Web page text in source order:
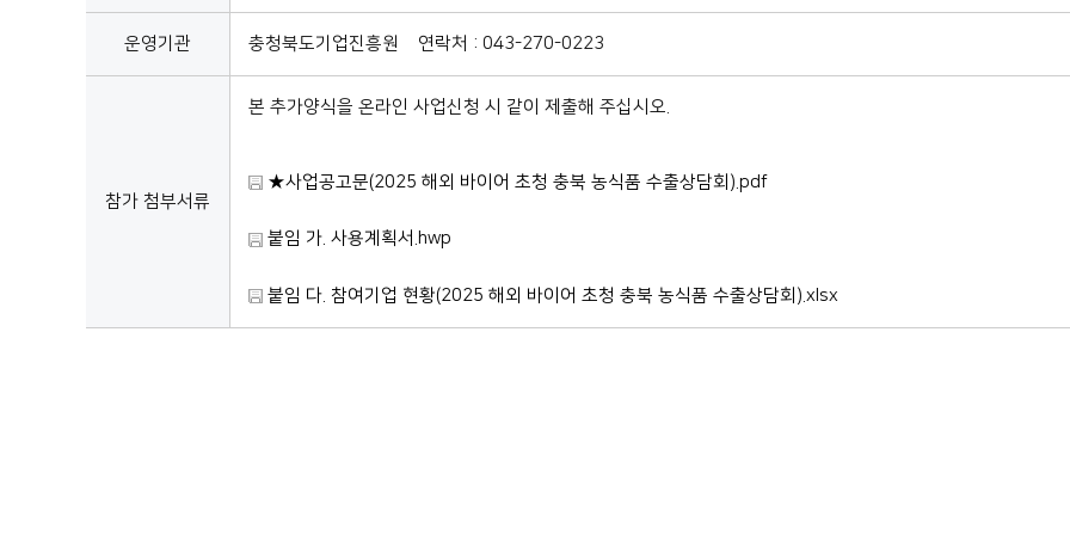
운영기관 충청북도기업진흥원 연락처 : 043-270-0223
참가 첨부서류
본 추가양식을 온라인 사업신청 시 같이 제출해 주십시오.
★사업공고문(2025 해외 바이어 초청 충북 농식품 수출상담회).pdf
붙임 가. 사용계획서.hwp
붙임 다. 참여기업 현황(2025 해외 바이어 초청 충북 농식품 수출상담회).xlsx